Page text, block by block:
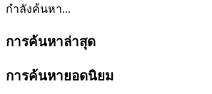
กำลังค้นหา...
การค้นหาล่าสุด
การค้นหายอดนิยม